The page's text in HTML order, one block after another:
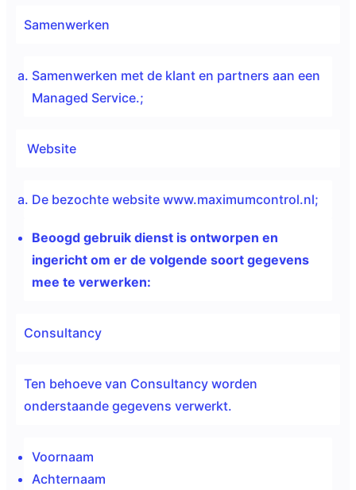
Samenwerken
Samenwerken met de klant en partners aan een
Managed Service.;
Website
De bezochte website www.maximumcontrol.nl;
Beoogd gebruik dienst is ontworpen en
ingericht om er de volgende soort gegevens
mee te verwerken:
Consultancy
Ten behoeve van Consultancy worden
onderstaande gegevens verwerkt.
Voornaam
Achternaam